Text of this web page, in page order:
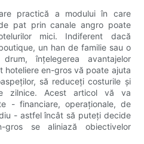
practică a modului în care
pat prin canale angro poate
mici. Indiferent dacă
un han de familie sau o
înțelegerea avantajelor
hoteliere en-gros vă poate ajuta
să reduceți costurile și
zilnice. Acest articol vă va
- financiare, operaționale, de
- astfel încât să puteți decide
se aliniază obiectivelor